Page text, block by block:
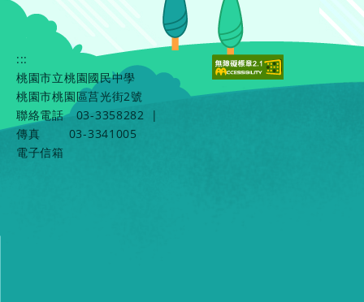
:::
桃園市立桃園國民中學
桃園市桃園區莒光街2號
聯絡電話
03-3358282
|
傳真
03-3341005
電子信箱